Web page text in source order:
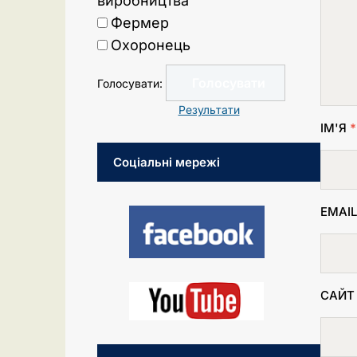
ІМ'Я *
САЙТ
Фермер
Охоронець
Голосувати:
Результати
Соціальні мережі